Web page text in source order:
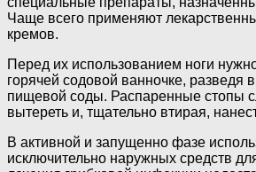
Чаще всего применяют
кремов.
Перед их использованием ноги
горячей содовой ванночке, разведя
пищевой соды. Распаренные стопы
вытереть и, тщательно втирая,
В активной и запущенно фазе
исключительно наружных средств